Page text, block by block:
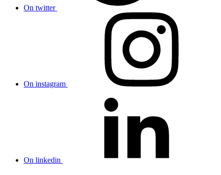
On twitter
On instagram
On linkedin